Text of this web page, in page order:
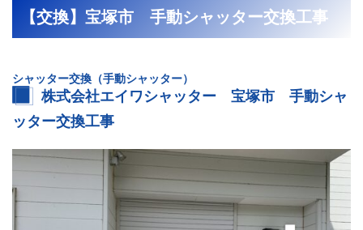
【交換】宝塚市 手動シャッター交換工事
シャッター交換（手動シャッター）
株式会社エイワシャッター 宝塚市 手動シャ
ッター交換工事